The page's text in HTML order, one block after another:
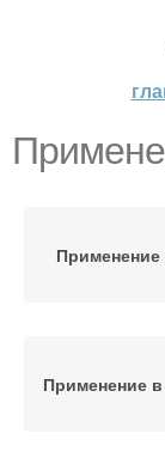
Применение